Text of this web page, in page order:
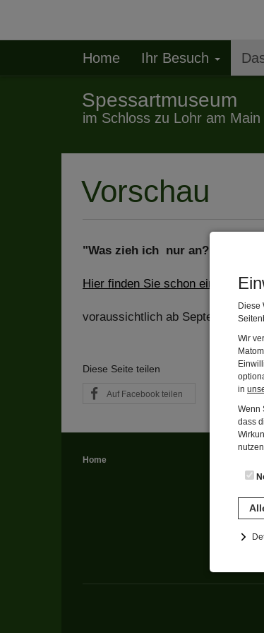
Diese
Wir
in
Wenn
dass
nutzen.
Diese
Home Ihr Besuch
Spessartmuseum
im Schloss zu Lohr am Main
Vorschau
"Was zieh ich nur an?
Hier finden Sie schon einmal
voraussichtlich ab September
Diese Seite teilen
Auf Facebook teilen Auf
Home
Anreise